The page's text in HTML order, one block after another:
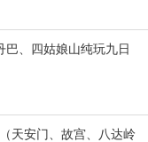
巴、四姑娘山纯玩九日
天安门、故宫、八达岭